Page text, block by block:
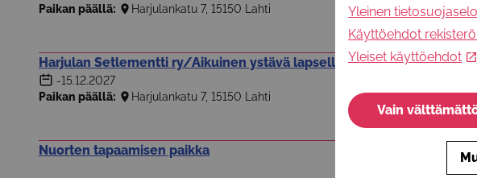
Paikan päällä:
Harjulankatu 7, 15150 Lahti
Harjulan Setlementti ry/Aikuinen ystävä lapselle OmaKamu
-15.12.2027
Paikan päällä:
Harjulankatu 7, 15150 Lahti
Nuorten tapaamisen paikka
Yleinen
Käyttöehdot
Yleiset käyttöehdot
Vain